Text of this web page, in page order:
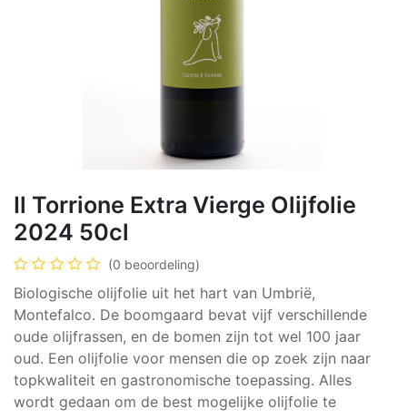
Il Torrione Extra Vierge Olijfolie
2024 50cl
(0 beoordeling)
Biologische olijfolie uit het hart van Umbrië,
Montefalco. De boomgaard bevat vijf verschillende
oude olijfrassen, en de bomen zijn tot wel 100 jaar
oud. Een olijfolie voor mensen die op zoek zijn naar
topkwaliteit en gastronomische toepassing. Alles
wordt gedaan om de best mogelijke olijfolie te